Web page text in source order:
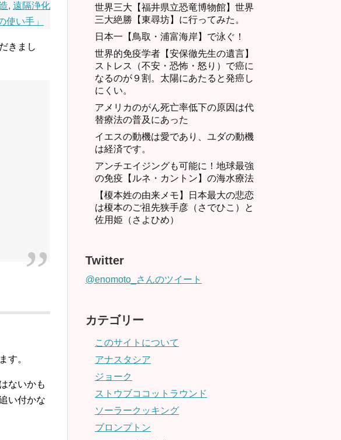
, 遠隔浄化
使い手」
きまし
す。
ないかも
い付かな
世界三大【福井県立恐竜博物館】世界
三大絶勝【東尋坊】に行ってみた。
日本一【鳥取・浦富海岸】で泳ぐ！
世界的免疫学者【安保徹先生の遺言】
ストレス（不安・恐怖・怒り）で癌に
なるのが９割。太陽にあたると発癌し
にくい。
アメリカのがん死亡率低下の原因は代
替療法の普及にあった
イエスの動機は愛であり、ユダの動機
は経済です。
アンチエイジングも可能に！地球最強
の免疫【ルネ・カントン】の海水療法
【榎本姓の由来メモ】日本最大の悲恋
は榎本のご祖先狭手彦（さでひこ）と
佐用姫（さよひめ）
Twitter
@enomoto_さんのツイート
カテゴリー
このサイトについて
アナスタシア
ジョーク
ストウブココットラウンド
ソーラークッキング
ブロンプトン